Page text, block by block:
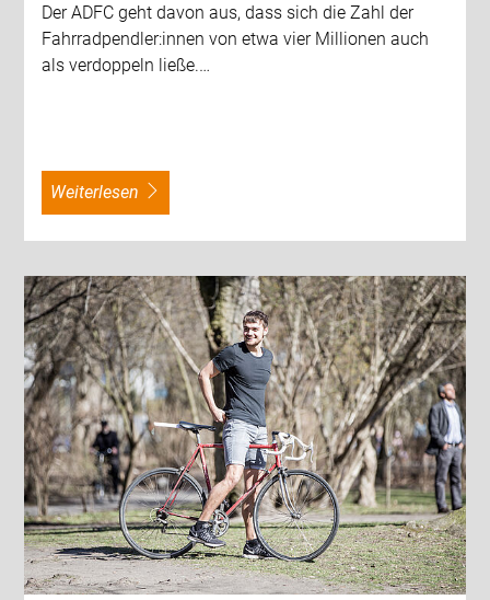
Der ADFC geht davon aus, dass sich die Zahl der
Fahrradpendler:innen von etwa vier Millionen auch
als verdoppeln ließe.…
weiterlesen